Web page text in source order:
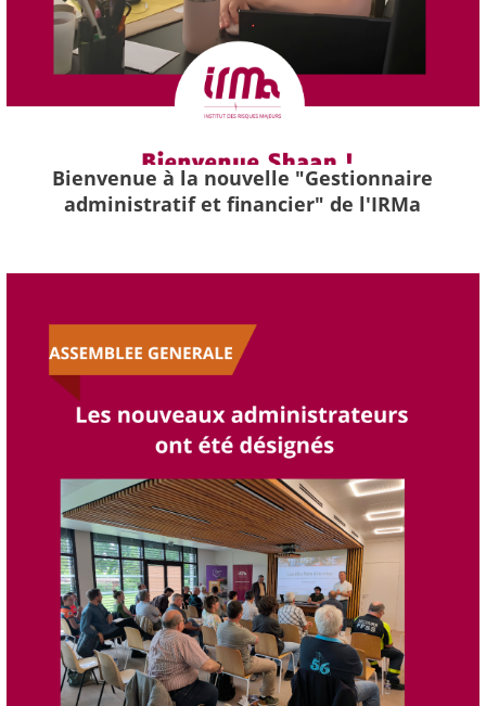
Bienvenue à la nouvelle "Gestionnaire
administratif et financier" de l'IRMa